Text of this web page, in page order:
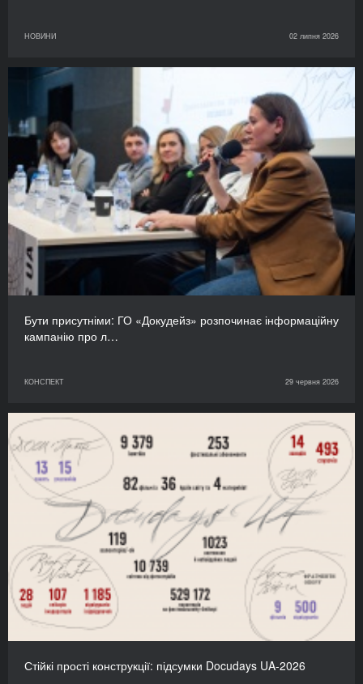
НОВИНИ 02 липня 2026
Бути присутніми: ГО «Докудейз» розпочинає інформаційну
кампанію про л…
КОНСПЕКТ 29 червня 2026
Стійкі прості конструкції: підсумки Docudays UA-2026